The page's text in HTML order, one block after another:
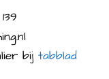
bij tabblad